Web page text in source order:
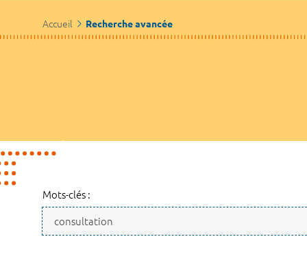
Accueil Recherche avancée
Mots-clés :